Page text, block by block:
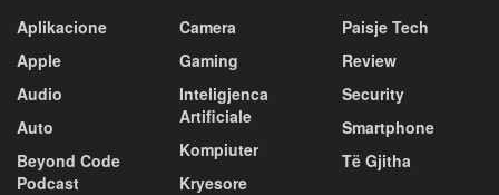
Aplikacione
Apple
Audio
Auto
Beyond Code
Podcast
Camera
Gaming
Inteligjenca
Artificiale
Kompiuter
Kryesore
Paisje Tech
Review
Security
Smartphone
Të Gjitha